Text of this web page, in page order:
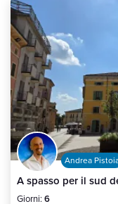
Andrea
A spasso per il sud
Giorni: 6